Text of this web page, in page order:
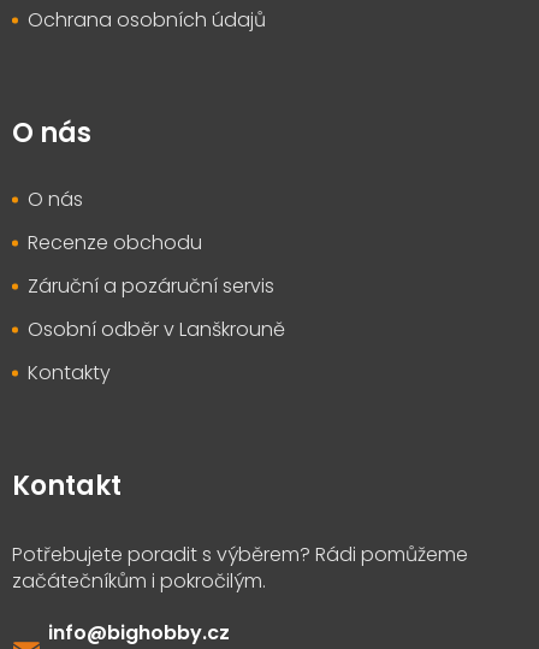
Ochrana osobních údajů
O nás
O nás
Recenze obchodu
Záruční a pozáruční servis
Osobní odběr v Lanškrouně
Kontakty
Kontakt
info@bighobby.cz